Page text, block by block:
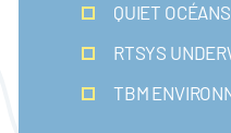
QUIET OCÉANS
RTSYS
TBM